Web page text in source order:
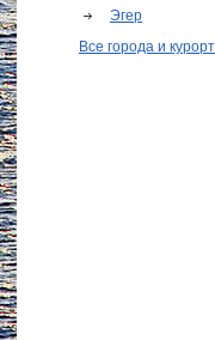
Эгер
Все города и